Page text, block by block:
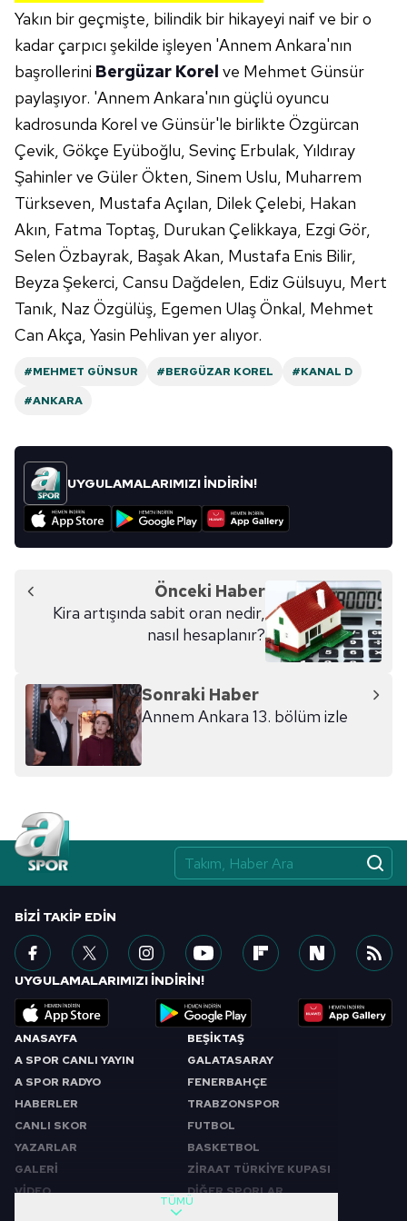
Yakın bir geçmişte, bilindik bir hikayeyi naif ve bir o
kadar çarpıcı şekilde işleyen 'Annem Ankara'nın
başrollerini Bergüzar Korel ve Mehmet Günsür
paylaşıyor. 'Annem Ankara'nın güçlü oyuncu
kadrosunda Korel ve Günsür'le birlikte Özgürcan
Çevik, Gökçe Eyüboğlu, Sevinç Erbulak, Yıldıray
Şahinler ve Güler Ökten, Sinem Uslu, Muharrem
Türkseven, Mustafa Açılan, Dilek Çelebi, Hakan
Akın, Fatma Toptaş, Durukan Çelikkaya, Ezgi Gör,
Selen Özbayrak, Başak Akan, Mustafa Enis Bilir,
Beyza Şekerci, Cansu Dağdelen, Ediz Gülsuyu, Mert
Tanık, Naz Özgülüş, Egemen Ulaş Önkal, Mehmet
Can Akça, Yasin Pehlivan yer alıyor.
#MEHMET GÜNSUR #BERGÜZAR KOREL
#KANAL D
#ANKARA
UYGULAMALARIMIZI İNDİRİN!
Önceki Haber
Kira artışında sabit oran nedir,
nasıl hesaplanır?
Sonraki Haber
Annem Ankara 13. bölüm izle
ANASAYFA
A SPOR CANLI YAYIN
A SPOR RADYO
HABERLER
CANLI SKOR
YAZARLAR
GALERİ
VİDEO
BEŞİKTAŞ
GALATASARAY
FENERBAHÇE
TRABZONSPOR
FUTBOL
BASKETBOL
ZİRAAT TÜRKİYE KUPASI
DİĞER SPORLAR
TÜMÜ
BIZI TAKIP EDIN
UYGULAMALARIMIZI İNDİRİN!